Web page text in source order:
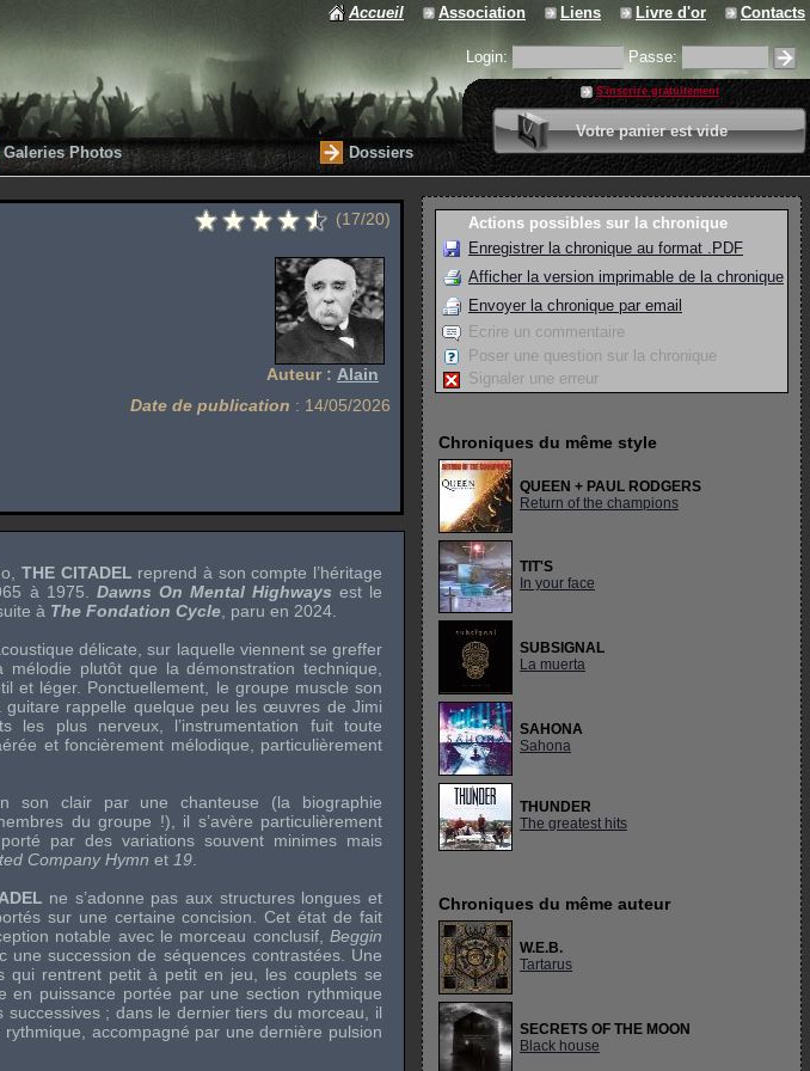
Accueil Association Liens Livre d'or Contacts
Login: Passe:
S'inscrire gratuitement
Votre panier est vide
0 article
Valider votre panier
Galeries Photos Dossiers
(17/20)
Auteur : Alain
Date de publication : 14/05/2026
THE CITADEL reprend à son compte l’héritage
à 1975. Dawns On Mental Highways est le
à The Fondation Cycle , paru en 2024.
délicate, sur laquelle viennent se greffer
plutôt que la démonstration technique,
et léger. Ponctuellement, le groupe muscle son
guitare rappelle quelque peu les œuvres deJimi
les plus nerveux, l’instrumentation fuit toute
et foncièrement mélodique, particulièrement
clair par une chanteuse (la biographie
du groupe !), il s’avère particulièrement
par des variations souvent minimes mais
Company Hymn et 19
ne s’adonne pas aux structures longues et
sur une certaine concision. Cet état de fait
notable avec le morceau conclusif, Beggin
succession de séquences contrastées. Une
qui rentrent petit à petit en jeu, les couplets se
puissance portée par une section rythmique
; dans le dernier tiers du morceau, il
accompagné par une dernière pulsion
Actions possibles sur la chronique
Enregistrer la chronique au format .PDF
Afficher la version imprimable de la chronique
Envoyer la chronique par email
Ecrire un commentaire
Poser une question sur la chronique
Signaler une erreur
Chroniques du même style
QUEEN + PAUL RODGERS
Return of the champions
TIT'S
In your face
SUBSIGNAL
La muerta
SAHONA
Sahona
THUNDER
The greatest hits
Chroniques du même auteur
W.E.B.
Tartarus
SECRETS OF THE MOON
Black house